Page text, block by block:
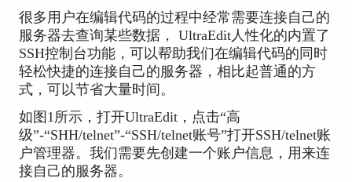
很多用户在编辑代码的过程中经常需要连接自己的
服务器去查询某些数据， UltraEdit人性化的内置了
SSH控制台功能，可以帮助我们在编辑代码的同时
轻松快捷的连接自己的服务器，相比起普通的方
式，可以节省大量时间。
如图1所示，打开UltraEdit，点击“高
级”-“SHH/telnet”-“SSH/telnet账号”打开SSH/telnet账
户管理器。我们需要先创建一个账户信息，用来连
接自己的服务器。